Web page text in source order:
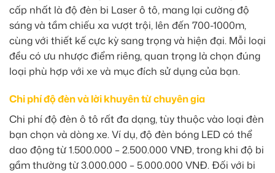
cấp nhất là độ đèn bi Laser ô tô, mang lại cường độ
sáng và tầm chiếu xa vượt trội, lên đến 700-1000m,
cùng với thiết kế cực kỳ sang trọng và hiện đại. Mỗi loại
đều có ưu nhược điểm riêng, quan trọng là chọn đúng
loại phù hợp với xe và mục đích sử dụng của bạn.
Chi phí độ đèn và lời khuyên từ chuyên gia
Chi phí độ đèn ô tô rất đa dạng, tùy thuộc vào loại đèn
bạn chọn và dòng xe. Ví dụ, độ đèn bóng LED có thể
dao động từ 1.500.000 – 2.500.000 VNĐ, trong khi độ bi
gầm thường từ 3.000.000 – 5.000.000 VNĐ. Đối với bi